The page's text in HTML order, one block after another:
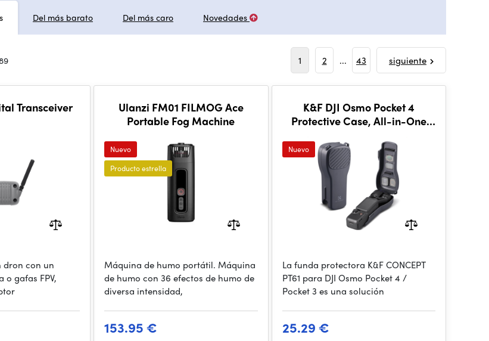
Del más barato Del más caro Novedades
1 2 ... 43 siguiente
Transceiver
dron con un
o gafas FPV,
Ulanzi FM01 FILMOG Ace
Portable Fog Machine
Nuevo
Producto estrella
Máquina de humo portátil. Máquina
de humo con 36 efectos de humo de
diversa intensidad,
153.95 €
K&F DJI Osmo Pocket 4
Protective Case, All-in-One
Filter Slots
Nuevo
La funda protectora K&F CONCEPT
PT61 para DJI Osmo Pocket 4 /
Pocket 3 es una solución
25.29 €